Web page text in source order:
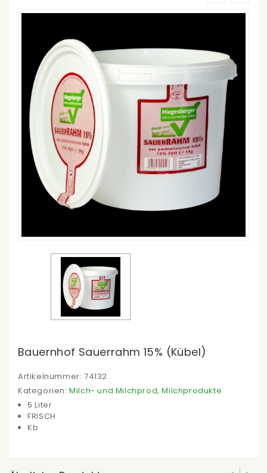
Bauernhof Sauerrahm 15% (Kübel)
Artikelnummer: 74132
Kategorien:Milch- und Milchprod,Milchprodukte
5 Liter
FRISCH
Kb